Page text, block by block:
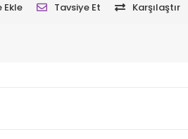
Ekle Tavsiye Et Karşılaştır